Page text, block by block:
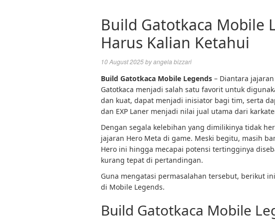
Build Gatotkaca Mobile
Harus Kalian Ketahui
10 August 2025byangela bizzari
Build Gatotkaca Mobile Legends – Diantara
Gatotkaca menjadi salah satu favorit untuk
dan kuat, dapat menjadi inisiator bagi tim, serta
dan EXP Laner menjadi nilai jual utama dari
Dengan segala kelebihan yang dimilikinya tidak
jajaran Hero Meta di game. Meski begitu, masih
Hero ini hingga mecapai potensi tertingginya
kurang tepat di pertandingan.
Guna mengatasi permasalahan tersebut, berikut
di Mobile Legends.
Build Gatotkaca Mobile